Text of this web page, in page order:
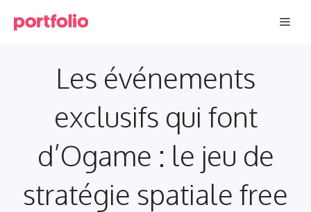
Les événements
exclusifs qui font
d’Ogame : le jeu de
stratégie spatiale free